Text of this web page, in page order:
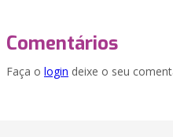
Comentários
Faça o login deixe o seu